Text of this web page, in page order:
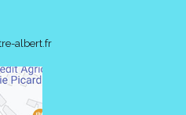
albert.fr